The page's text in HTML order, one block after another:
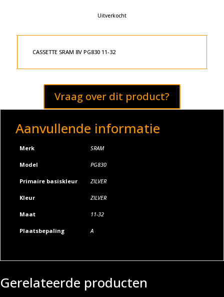
Uitverkocht
CASSETTE SRAM 8V PG830 11-32
Vraag over dit product?
Aanvullende informatie
Merk SRAM
Model PG830
Primaire basiskleur ZILVER
Kleur ZILVER
Maat 11-32
Plaatsbepaling A
Gerelateerde producten